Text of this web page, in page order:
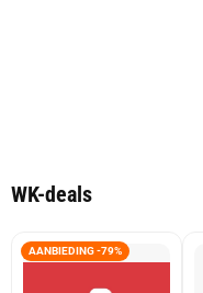
WK-deals
AANBIEDING -79%